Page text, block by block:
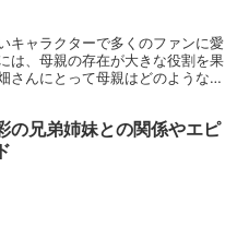
キャラクターで多くのファンに愛
は、母親の存在が大きな役割を果
さんにとって母親はどのような存
の兄弟姉妹との関係やエピ